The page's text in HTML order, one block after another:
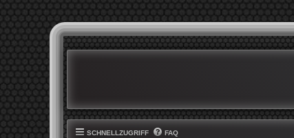
SCHNELLZUGRIFF FAQ